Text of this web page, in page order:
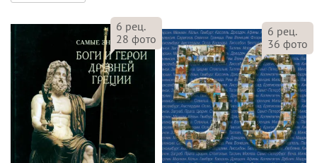
6 рец.
28 фото
6 рец.
36 фото